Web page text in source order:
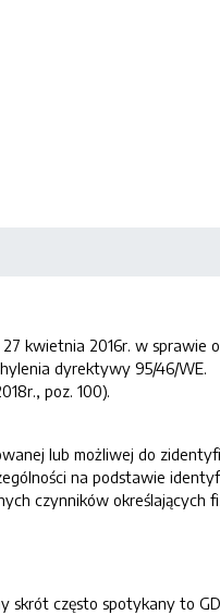
kwietnia 2016r. w
dyrektywy 95/46/WE.
poz. 100).
lub możliwej do
na podstawie
czynników określających
często spotykany to